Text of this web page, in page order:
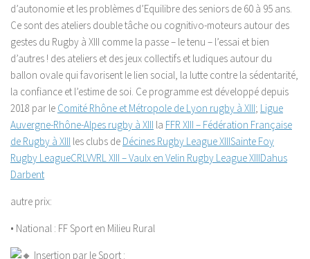
d’autonomie et les problèmes d’Equilibre des seniors de 60 à 95 ans.
Ce sont des ateliers double tâche ou cognitivo-moteurs autour des
gestes du Rugby à XIII comme la passe – le tenu – l’essai et bien
d’autres ! des ateliers et des jeux collectifs et ludiques autour du
ballon ovale qui favorisent le lien social, la lutte contre la sédentarité,
la confiance et l’estime de soi. Ce programme est développé depuis
2018 par le Comité Rhône et Métropole de Lyon rugby à XIII; Ligue
Auvergne-Rhône-Alpes rugby à XIII la FFR XIII – Fédération Française
de Rugby à XIII les clubs de Décines Rugby League XIIISainte Foy
Rugby LeagueCRLVVRL XIII – Vaulx en Velin Rugby League XIIIDahus
Darbent
autre prix:
• National : FF Sport en Milieu Rural
Insertion par le Sport :